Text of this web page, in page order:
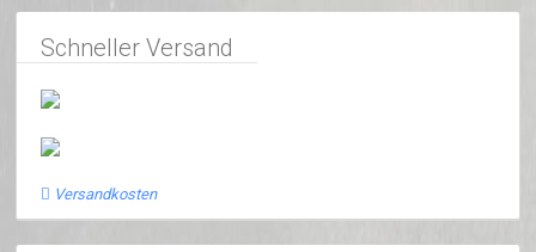
Schneller Versand
Versandkosten